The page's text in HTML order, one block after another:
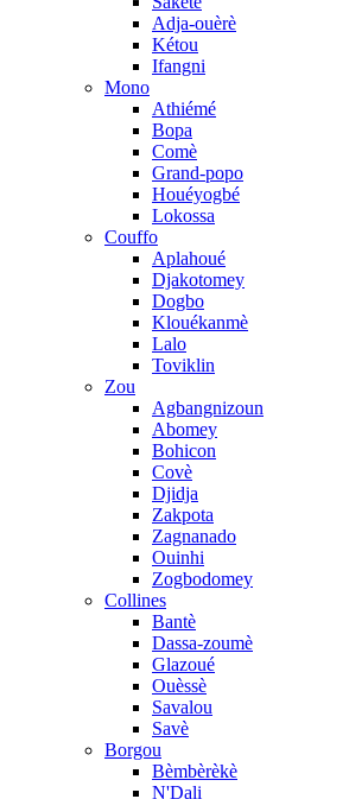
Adja-ouèrè
Kétou
Ifangni
Mono
Athiémé
Bopa
Comè
Grand-popo
Houéyogbé
Lokossa
Couffo
Aplahoué
Djakotomey
Dogbo
Klouékanmè
Lalo
Toviklin
Zou
Agbangnizoun
Abomey
Bohicon
Covè
Djidja
Zakpota
Zagnanado
Ouinhi
Zogbodomey
Collines
Bantè
Dassa-zoumè
Glazoué
Ouèssè
Savalou
Savè
Borgou
Bèmbèrèkè
N'Dali